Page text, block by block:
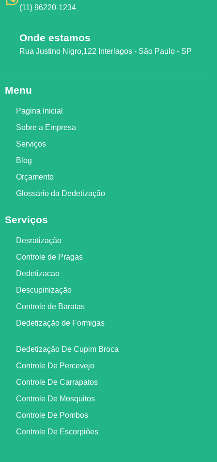
(11) 96220-1234
Onde estamos
Rua Justino Nigro,122 Interlagos - São Paulo - SP
Menu
Pagina Inicial
Sobre a Empresa
Serviços
Blog
Orçamento
Glossário da Dedetização
Serviços
Desratização
Controle de Pragas
Dedetizacao
Descupinização
Controle de Baratas
Dedetização de Formigas
Dedetização De Cupim Broca
Controle De Percevejo
Controle De Carrapatos
Controle De Mosquitos
Controle De Pombos
Controle De Escorpiões